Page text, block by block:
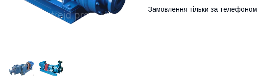
Замовлення тільки за телефоном